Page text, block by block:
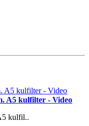
A5 kulfilter - Video
kulfil..